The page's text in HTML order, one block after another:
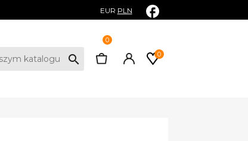
EUR PLN
0
0
search